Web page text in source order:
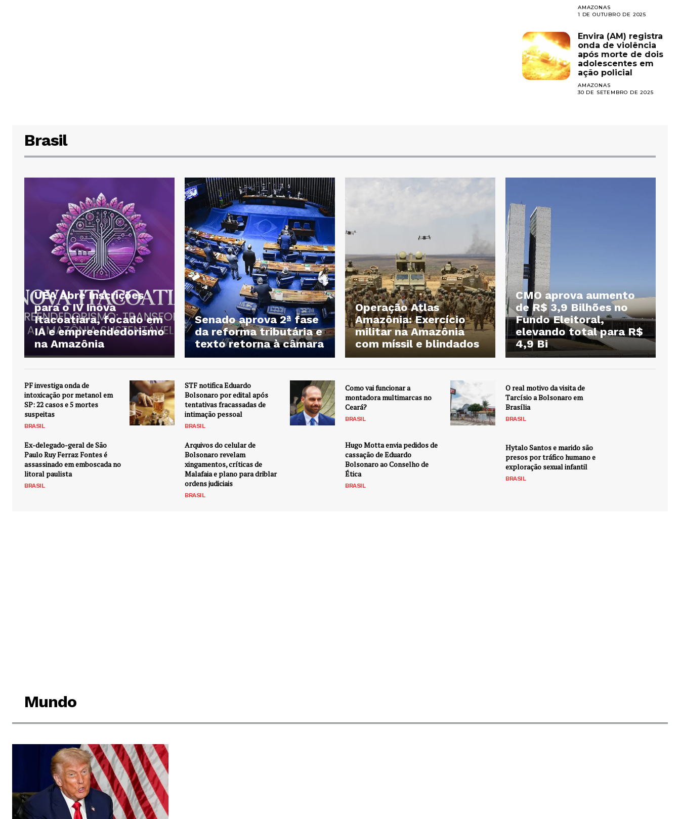
AMAZONAS
1 DE OUTUBRO DE 2025
Envira (AM) registra
onda de violência
após morte de dois
adolescentes em
ação policial
AMAZONAS
30 DE SETEMBRO DE 2025
Brasil
UEA Abre Inscrições
para o IV Inova
Itacoatiara, focado em
IA e empreendedorismo
na Amazônia
Senado aprova 2ª fase
da reforma tributária e
texto retorna à câmara
Operação Atlas
Amazônia: Exercício
militar na Amazônia
com míssil e blindados
CMO aprova aumento
de R$ 3,9 Bilhões no
Fundo Eleitoral,
elevando total para R$
4,9 Bi
PF investiga onda de
intoxicação por metanol em
SP: 22 casos e 5 mortes
suspeitas
BRASIL
STF notifica Eduardo
Bolsonaro por edital após
tentativas fracassadas de
intimação pessoal
BRASIL
Como vai funcionar a
montadora multimarcas no
Ceará?
BRASIL
O real motivo da visita de
Tarcísio a Bolsonaro em
Brasília
BRASIL
Ex-delegado-geral de São
Paulo Ruy Ferraz Fontes é
assassinado em emboscada no
litoral paulista
BRASIL
Arquivos do celular de
Bolsonaro revelam
xingamentos, críticas de
Malafaia e plano para driblar
ordens judiciais
BRASIL
Hugo Motta envia pedidos de
cassação de Eduardo
Bolsonaro ao Conselho de
Ética
BRASIL
Hytalo Santos e marido são
presos por tráfico humano e
exploração sexual infantil
BRASIL
Mundo